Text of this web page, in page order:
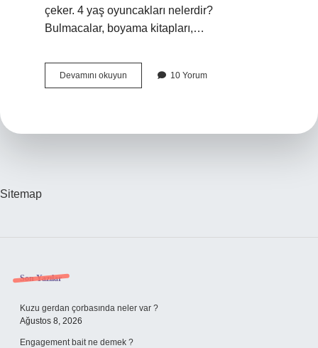
çeker. 4 yaş oyuncakları nelerdir?
Bulmacalar, boyama kitapları,…
Devamını okuyun Çocuklar
En
10 Yorum
Sitemap
Sidebar
Son Yazılar
Kuzu gerdan çorbasında neler var ?
Ağustos 8, 2026
Engagement bait ne demek ?